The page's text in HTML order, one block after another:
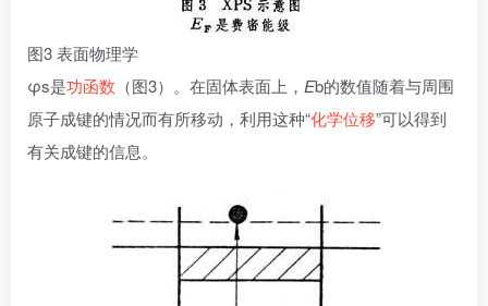
图3 表面物理学
φs是功函数 （图3）。在固体表面上， Eb的数值随着与周围
原子成键的情况而有所移动，利用这种“化学位移”可以得到
有关成键的信息。